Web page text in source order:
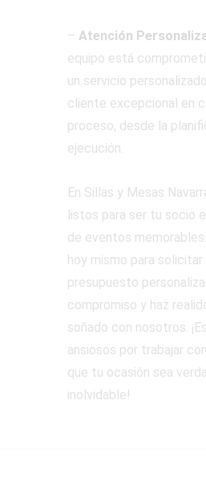
– Atención
equipo está
un servicio
cliente excepcional en
proceso, desde la
ejecución.
En Sillas y Mesas
listos para ser tu socio
de eventos memorables.
hoy mismo para solicitar
presupuesto
compromiso y haz
soñado con nosotros.
ansiosos por trabajar
que tu ocasión sea
inolvidable!